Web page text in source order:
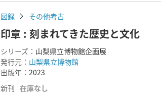
図録 その他考古
印章 : 刻まれてきた歴史と文化
シリーズ： 山梨県立博物館企画展
発行元： 山梨県立博物館
出版年： 2023
新刊 在庫なし